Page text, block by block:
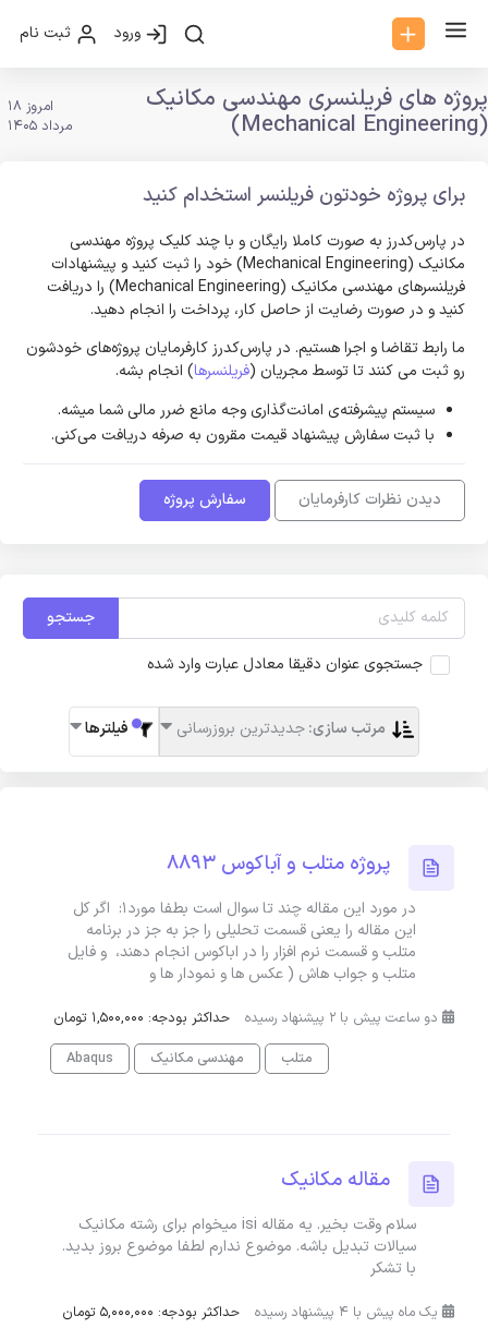
ورود ثبت نام
پروژه های فریلنسری مهندسی مکانیک
(Mechanical Engineering)
امروز 18
مرداد 1405
برای پروژه خودتون فریلنسر استخدام کنید
در پارس‌کدرز به صورت کاملا رایگان و با چند کلیک پروژه مهندسی
مکانیک (Mechanical Engineering) خود را ثبت کنید و پیشنهادات
فریلنسر‌های مهندسی مکانیک (Mechanical Engineering) را دریافت
کنید و در صورت رضایت از حاصل کار، پرداخت را انجام دهید.
ما رابط تقاضا و اجرا هستیم. در پارس‌کدرز کارفرمایان پروژه‌های خودشون
رو ثبت می کنند تا توسط مجریان (فریلنسرها) انجام بشه.
سیستم پیشرفته‌ی امانت‌گذاری وجه مانع ضرر مالی شما میشه.
با ثبت سفارش پیشنهاد قیمت مقرون به صرفه دریافت می‌کنی.
دیدن نظرات کارفرمایان سفارش پروژه
جستجو
جستجوی عنوان دقیقا معادل عبارت وارد شده
مرتب سازی:جدیدترین بروزرسانی فیلترها
پروژه متلب و آباکوس 8893
در مورد این مقاله چند تا سوال است بطفا مورد1: اگر کل
این مقاله را یعنی قسمت تحلیلی را جز به جز در برنامه
متلب و قسمت نرم افزار را در اباکوس انجام دهند، و فایل
متلب و جواب هاش ( عکس ها و نمودار ها و
دو ساعت پیش با 2 پیشنهاد رسیده
حداکثر بودجه: 1,500,000 تومان
متلب
مهندسی مکانیک Abaqus
مقاله مکانیک
سلام وقت بخیر. یه مقاله isi میخوام برای رشته مکانیک
سیالات تبدیل باشه. موضوع ندارم لطفا موضوع بروز بدید.
با تشکر
یک ماه پیش با 4 پیشنهاد رسیده
حداکثر بودجه: 5,000,000 تومان